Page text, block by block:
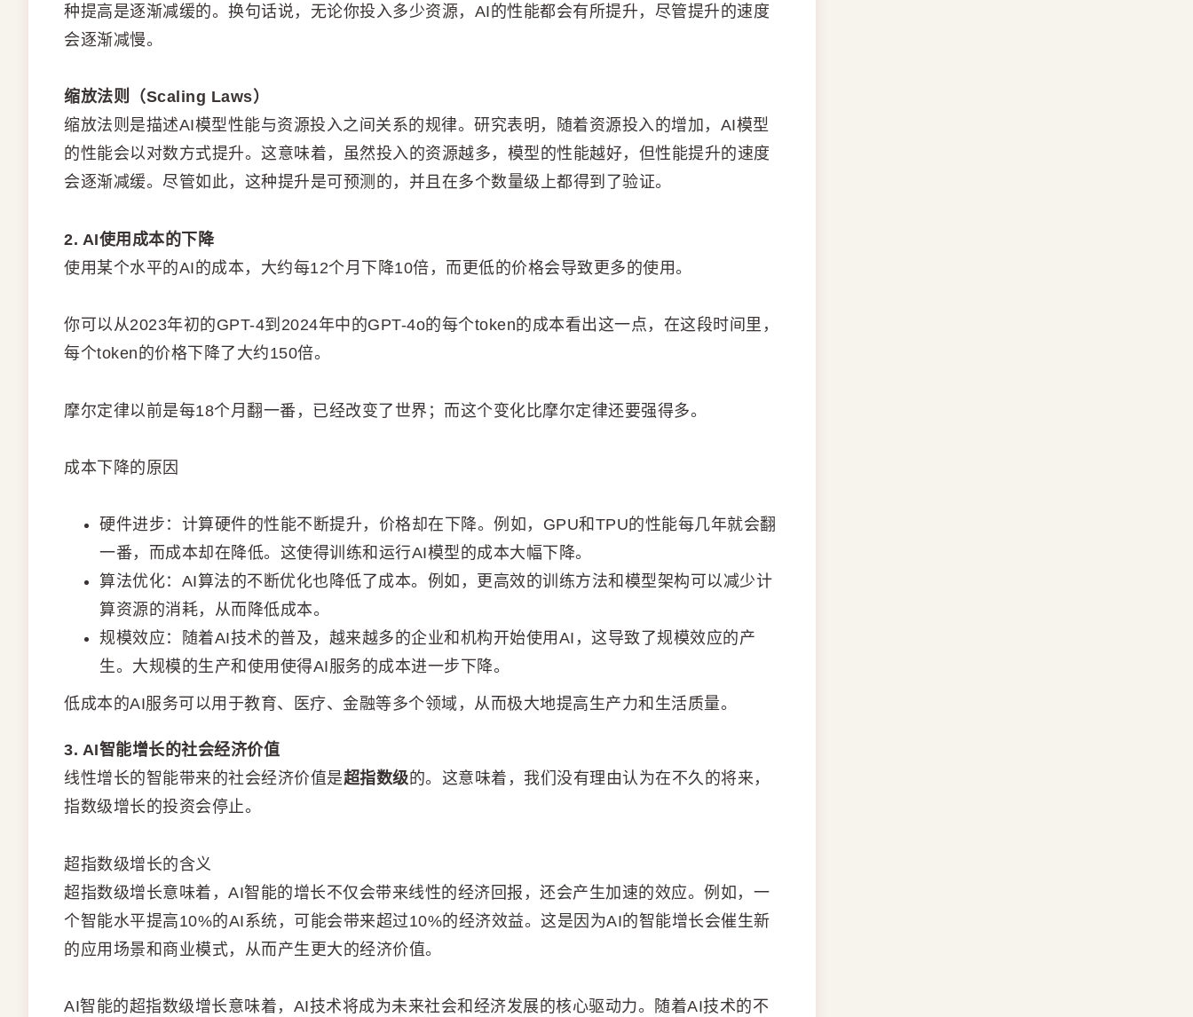
种提高是逐渐减缓的。换句话说，无论你投入多少资源，AI的性能都会有所提升，尽管提升的速度
会逐渐减慢。
缩放法则（Scaling Laws）
缩放法则是描述AI模型性能与资源投入之间关系的规律。研究表明，随着资源投入的增加，AI模型
的性能会以对数方式提升。这意味着，虽然投入的资源越多，模型的性能越好，但性能提升的速度
会逐渐减缓。尽管如此，这种提升是可预测的，并且在多个数量级上都得到了验证。
2. AI使用成本的下降
使用某个水平的AI的成本，大约每12个月下降10倍，而更低的价格会导致更多的使用。
你可以从2023年初的GPT-4到2024年中的GPT-4o的每个token的成本看出这一点，在这段时间里，
每个token的价格下降了大约150倍。
摩尔定律以前是每18个月翻一番，已经改变了世界；而这个变化比摩尔定律还要强得多。
成本下降的原因
硬件进步：计算硬件的性能不断提升，价格却在下降。例如，GPU和TPU的性能每几年就会翻
一番，而成本却在降低。这使得训练和运行AI模型的成本大幅下降。
算法优化：AI算法的不断优化也降低了成本。例如，更高效的训练方法和模型架构可以减少计
算资源的消耗，从而降低成本。
规模效应：随着AI技术的普及，越来越多的企业和机构开始使用AI，这导致了规模效应的产
生。大规模的生产和使用使得AI服务的成本进一步下降。
低成本的AI服务可以用于教育、医疗、金融等多个领域，从而极大地提高生产力和生活质量。
3. AI智能增长的社会经济价值
线性增长的智能带来的社会经济价值是超指数级的。这意味着，我们没有理由认为在不久的将来，
指数级增长的投资会停止。
超指数级增长的含义
超指数级增长意味着，AI智能的增长不仅会带来线性的经济回报，还会产生加速的效应。例如，一
个智能水平提高10%的AI系统，可能会带来超过10%的经济效益。这是因为AI的智能增长会催生新
的应用场景和商业模式，从而产生更大的经济价值。
AI智能的超指数级增长意味着，AI技术将成为未来社会和经济发展的核心驱动力。随着AI技术的不